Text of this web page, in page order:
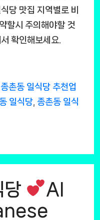
당 맛집 지역별로 비
할시 주의해야할 것
확인해보세요.
촌동 일식당 추천업
일식당 종촌동 일식
당
AI